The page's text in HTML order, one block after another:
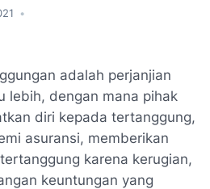
•
adalah perjanjian
lebih, dengan mana pihak
diri kepada tertanggung,
asuransi, memberikan
karena kerugian,
keuntungan yang